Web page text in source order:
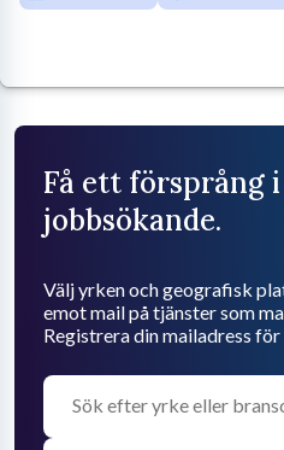
Få ett försprång
jobbsökande.
Välj yrken och geografisk
emot mail på tjänster som
Registrera din mailadress